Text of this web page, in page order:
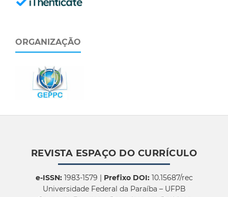
ORGANIZAÇÃO
REVISTA ESPAÇO DO CURRÍCULO
e-ISSN:1983-1579 | Prefixo DOI:10.15687/rec
Universidade Federal da Paraíba – UFPB